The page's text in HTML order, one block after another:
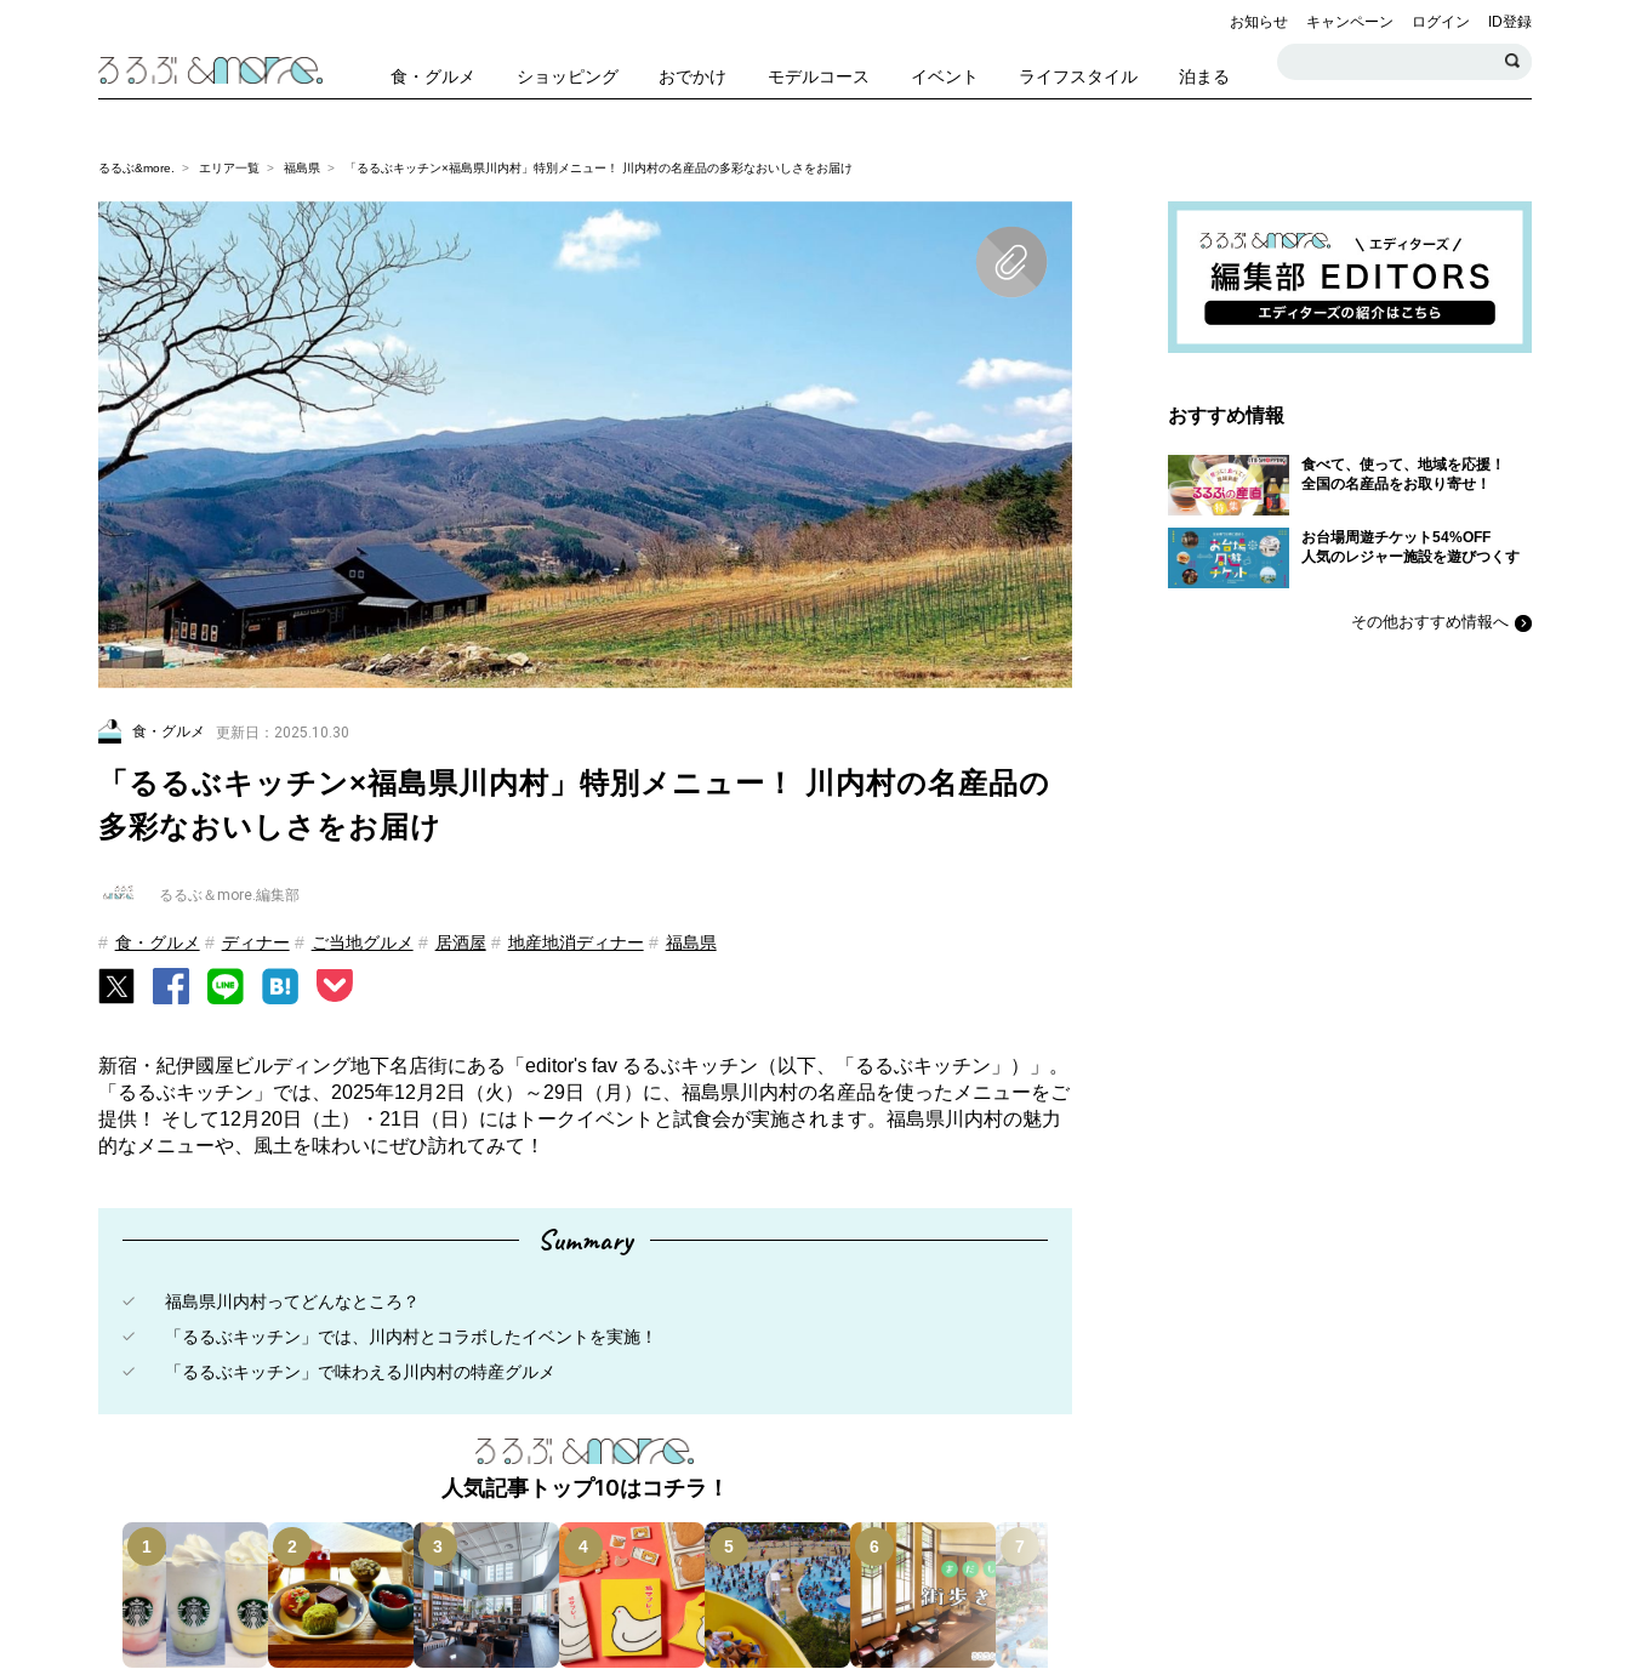
お知らせ キャンペーン ログイン ID登録
食・グルメ ショッピング おでかけ モデルコース イベント ライフスタイル 泊まる
るるぶ&more. エリア一覧 福島県 「るるぶキッチン×福島県川内村」特別メニュー！ 川内村の名産品の多彩なおいしさをお届け
食・グルメ 更新日：2025.10.30
「るるぶキッチン×福島県川内村」特別メニュー！ 川内村の名産品の
多彩なおいしさをお届け
るるぶ＆more.編集部
食・グルメ ディナー ご当地グルメ 居酒屋 地産地消ディナー 福島県
新宿・紀伊國屋ビルディング地下名店街にある「editor's fav るるぶキッチン（以下、「るるぶキッチン」）」。
「るるぶキッチン」では、2025年12月2日（火）～29日（月）に、福島県川内村の名産品を使ったメニューをご
提供！ そして12月20日（土）・21日（日）にはトークイベントと試食会が実施されます。福島県川内村の魅力
的なメニューや、風土を味わいにぜひ訪れてみて！
Summary
福島県川内村ってどんなところ？
「るるぶキッチン」では、川内村とコラボしたイベントを実施！
「るるぶキッチン」で味わえる川内村の特産グルメ
人気記事トップ10はコチラ！
おすすめ情報
食べて、使って、地域を応援！
全国の名産品をお取り寄せ！
お台場周遊チケット54%OFF
人気のレジャー施設を遊びつくす
その他おすすめ情報へ